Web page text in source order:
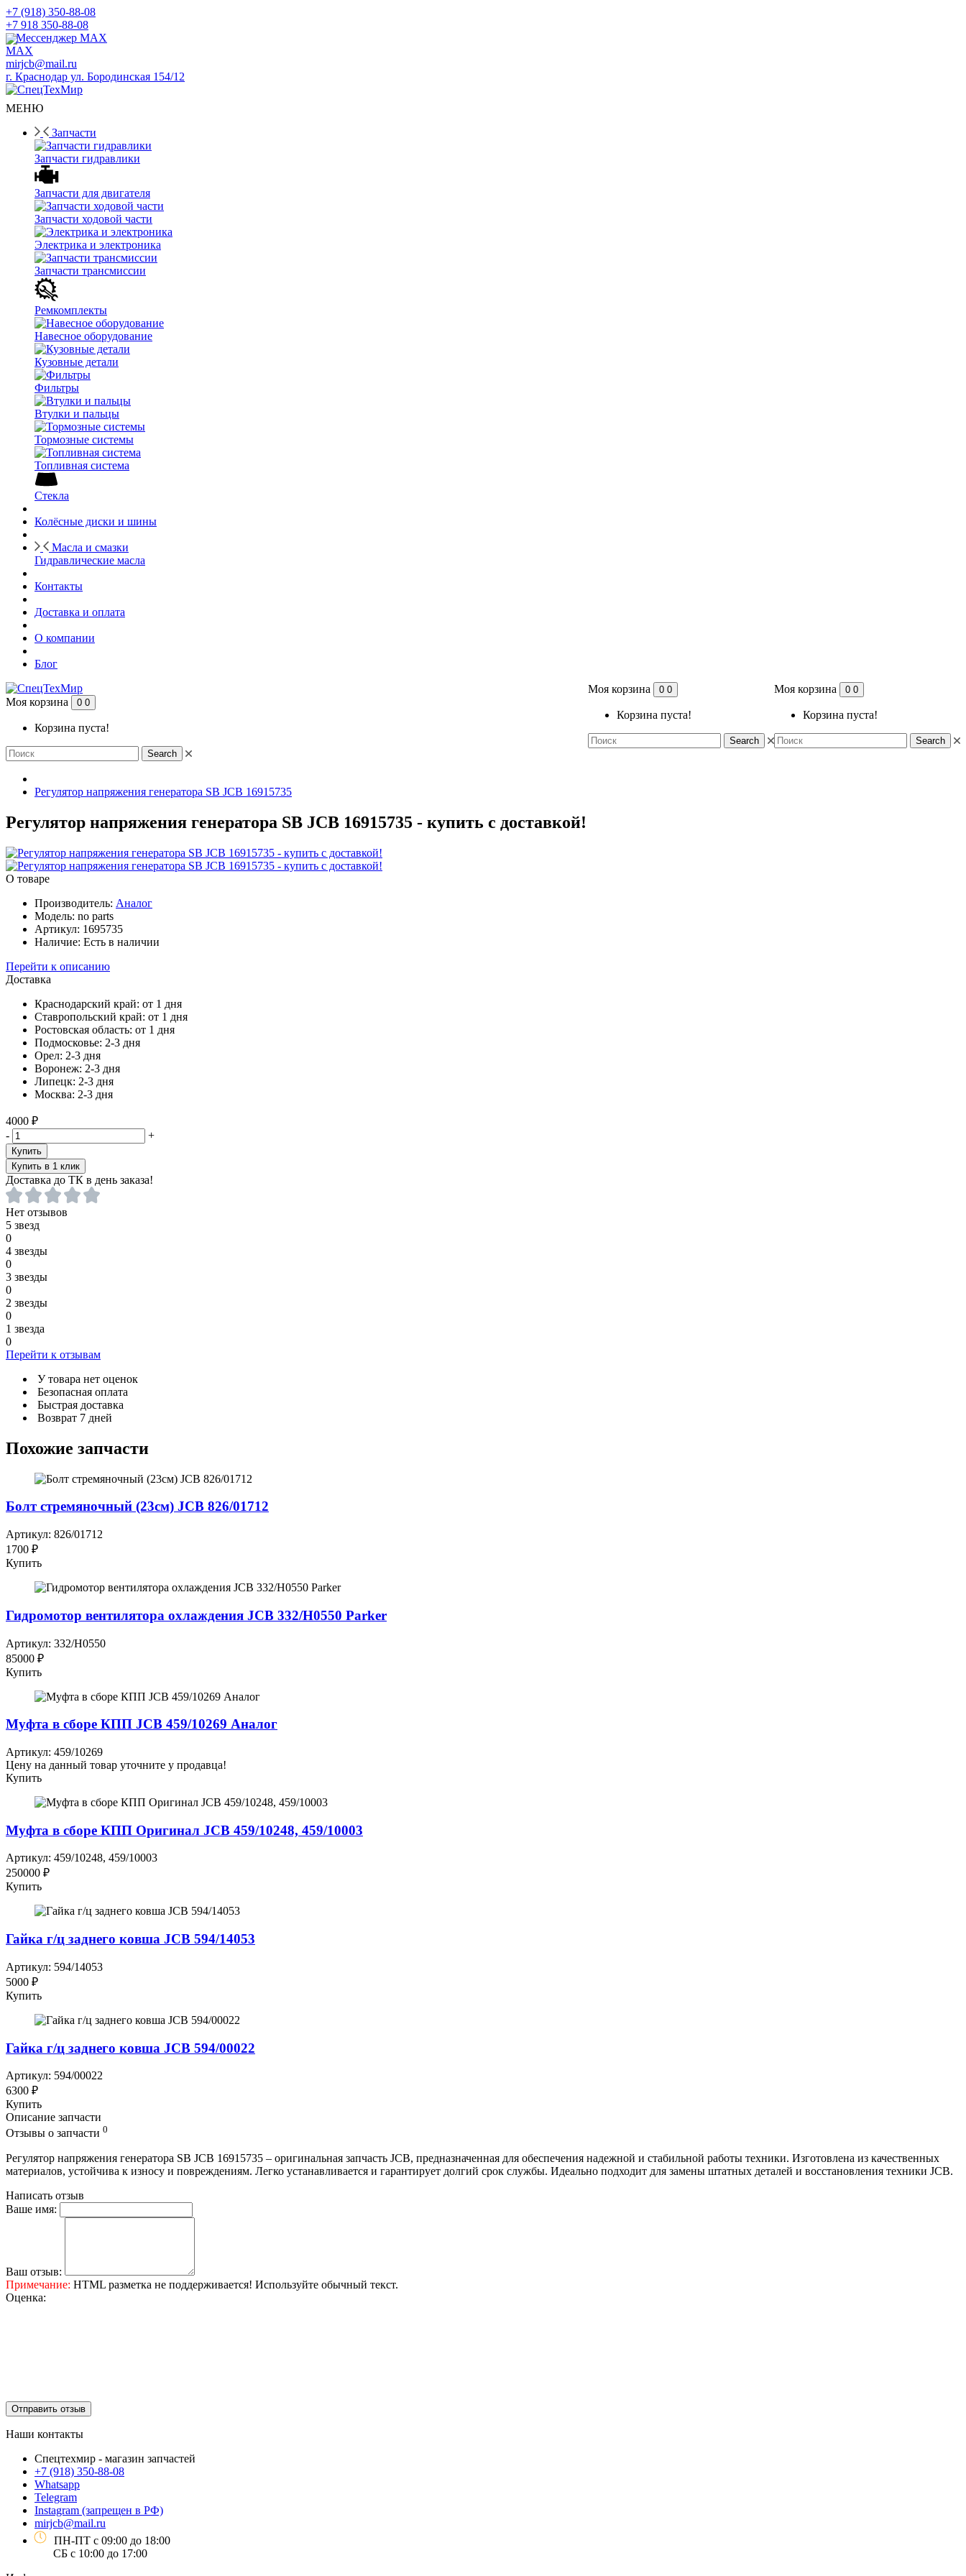
+7 (918) 350-88-08
+7 918 350-88-08
Мессенджер MAX
mirjcb@mail.ru
г. Краснодар ул. Бородинская 154/12
МЕНЮ
Запчасти
Запчасти гидравлики
Запчасти для двигателя
Запчасти ходовой части
Электрика и электроника
Запчасти трансмиссии
Ремкомплекты
Навесное оборудование
Кузовные детали
Фильтры
Втулки и пальцы
Тормозные системы
Топливная система
Стекла
Колёсные диски и шины
Масла и смазки
Гидравлические масла
Контакты
Доставка и оплата
О компании
Блог
Моя корзина 0 0
Корзина пуста!
Search
Моя корзина 0 0
Корзина пуста!
Search
Моя корзина 0 0
Корзина пуста!
Search
Регулятор напряжения генератора SB JCB 16915735
Регулятор напряжения генератора SB JCB 16915735 - купить с доставкой!
О товаре
Производитель: Аналог
Модель: no parts
Артикул: 1695735
Наличие: Есть в наличии
Перейти к описанию
Доставка
Краснодарский край: от 1 дня
Ставропольский край: от 1 дня
Ростовская область: от 1 дня
Подмосковье: 2-3 дня
Орел: 2-3 дня
Воронеж: 2-3 дня
Липецк: 2-3 дня
Москва: 2-3 дня
4000 ₽
-
+
Купить
Купить в 1 клик
Доставка до ТК в день заказа!
Нет отзывов
5 звезд
0
4 звезды
0
3 звезды
0
2 звезды
0
1 звезда
0
Перейти к отзывам
У товара нет оценок
Безопасная оплата
Быстрая доставка
Возврат 7 дней
Похожие запчасти
Болт стремяночный (23см) JCB 826/01712
Артикул: 826/01712
1700 ₽
Купить
Гидромотор вентилятора охлаждения JCB 332/H0550 Parker
Артикул: 332/H0550
85000 ₽
Купить
Муфта в сборе КПП JCB 459/10269 Аналог
Артикул: 459/10269
Цену на данный товар уточните у продавца!
Купить
Муфта в сборе КПП Оригинал JCB 459/10248, 459/10003
Артикул: 459/10248, 459/10003
250000 ₽
Купить
Гайка г/ц заднего ковша JCB 594/14053
Артикул: 594/14053
5000 ₽
Купить
Гайка г/ц заднего ковша JCB 594/00022
Артикул: 594/00022
6300 ₽
Купить
Описание запчасти
Отзывы о запчасти 0
Регулятор напряжения генератора SB JCB 16915735 – оригинальная запчасть JCB, предназначенная для обеспечения надежной и стабильной работы техники. Изготовлена из качественных
материалов, устойчива к износу и повреждениям. Легко устанавливается и гарантирует долгий срок службы. Идеально подходит для замены штатных деталей и восстановления техники JCB.
Написать отзыв
Ваше имя:
Ваш отзыв:
Примечание: HTML разметка не поддерживается! Используйте обычный текст.
Оценка:
Отправить отзыв
Наши контакты
Спецтехмир - магазин запчастей
+7 (918) 350-88-08
Whatsapp
Telegram
Instagram (запрещен в РФ)
mirjcb@mail.ru
ПН-ПТ с 09:00 до 18:00
СБ с 10:00 до 17:00